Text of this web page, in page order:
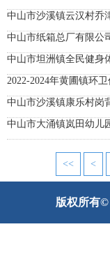
中山市沙溪镇云汉村乔
中山市坦洲镇全民健身
中山市沙溪镇康乐村岗
中山市大涌镇岚田幼儿
<< <
版权所有©